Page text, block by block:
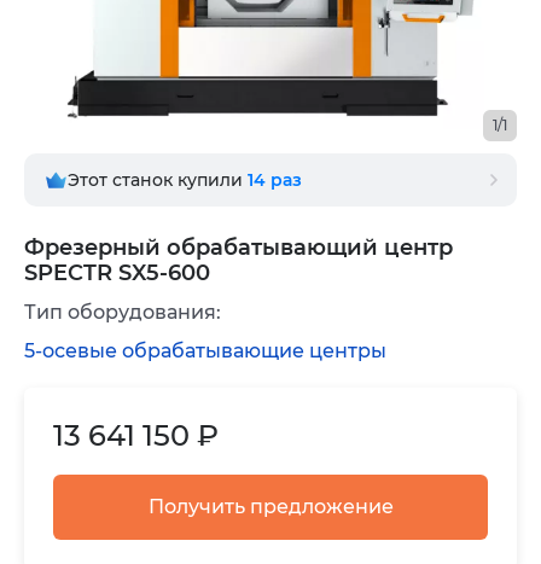
Фрезерный обрабатывающий центр
SPECTR SX5-600
1/1
Этот станок купили 14 раз
13 641 150 ₽
Получить предложение
Тип оборудования:
5-осевые обрабатывающие центры